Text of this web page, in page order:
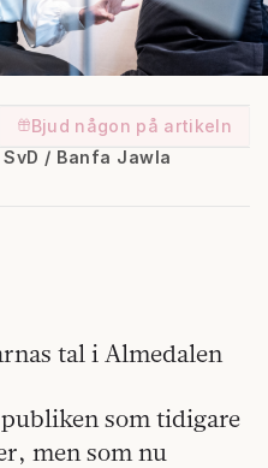
Bjud någon på artikeln
/ Banfa Jawla
tal i Almedalen
som tidigare
men som nu